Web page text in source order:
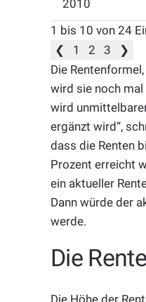
2010
1 bis 10 von 24
❮
1 2 3
❯
Die
wird sie noch mal
wird
ergänzt wird“,
dass die Renten
Prozent erreicht
ein aktueller
Dann würde der
werde.
Die
Die Höhe der